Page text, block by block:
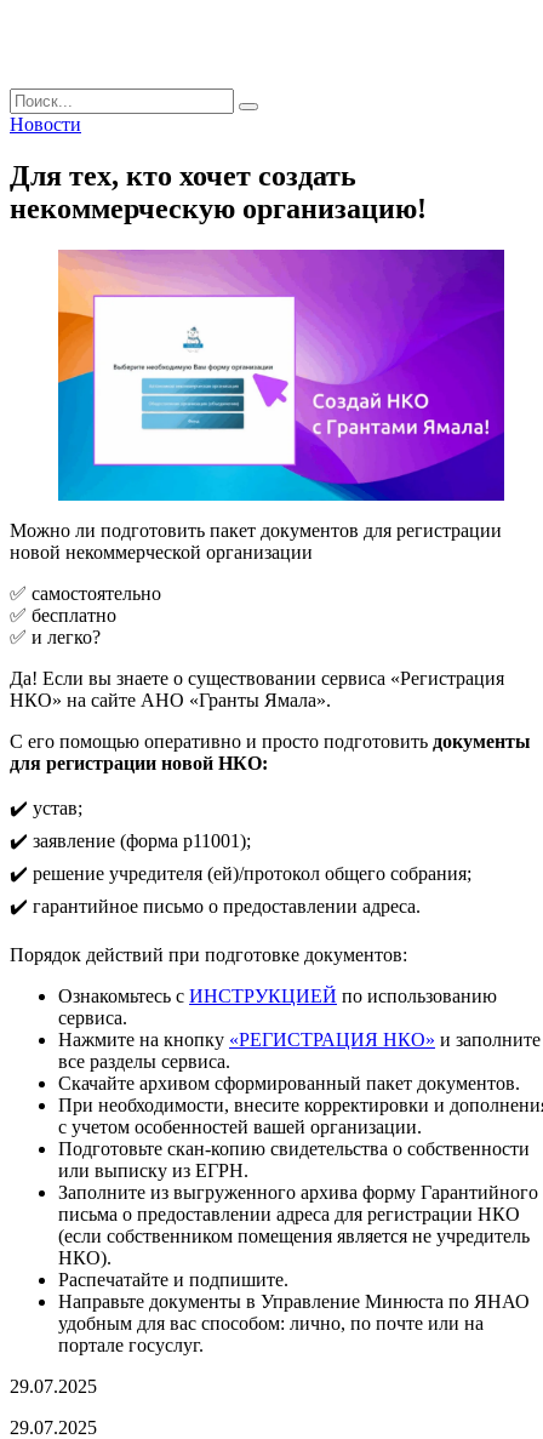
Поиск
Новости
Для тех, кто хочет создать
некоммерческую организацию!
Можно ли подготовить пакет документов для регистрации
новой некоммерческой организации
✅ самостоятельно
✅ бесплатно
✅ и легко?
Да! Если вы знаете о существовании сервиса «Регистрация
НКО» на сайте АНО «Гранты Ямала».
С его помощью оперативно и просто подготовить документы
для регистрации новой НКО:
✔️ устав;
✔️ заявление (форма р11001);
✔️ решение учредителя (ей)/протокол общего собрания;
✔️ гарантийное письмо о предоставлении адреса.
Порядок действий при подготовке документов:
Ознакомьтесь с ИНСТРУКЦИЕЙ по использованию
сервиса.
Нажмите на кнопку «РЕГИСТРАЦИЯ НКО» и заполните
все разделы сервиса.
Скачайте архивом сформированный пакет документов.
При необходимости, внесите корректировки и
с учетом особенностей вашей организации.
Подготовьте скан-копию свидетельства о собственности
или выписку из ЕГРН.
Заполните из выгруженного архива форму Гарантийного
письма о предоставлении адреса для регистрации НКО
(если собственником помещения является не учредитель
НКО).
Распечатайте и подпишите.
Направьте документы в Управление Минюста по ЯНАО
удобным для вас способом: лично, по почте или на
портале госуслуг.
29.07.2025
29.07.2025